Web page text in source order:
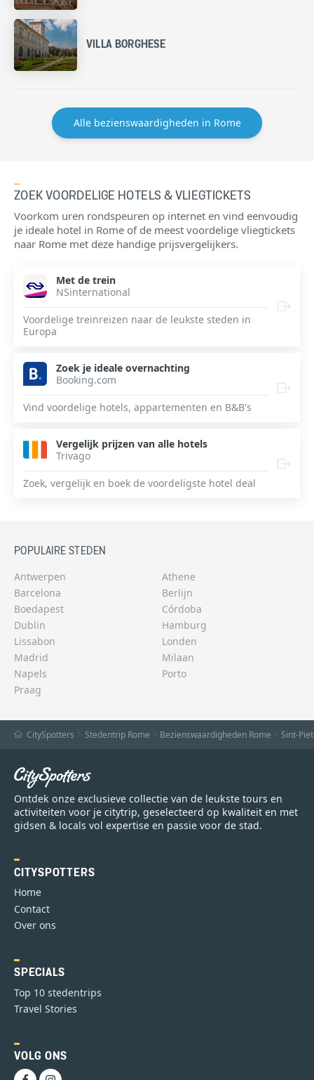
VILLA BORGHESE
Alle bezienswaardigheden in Rome
ZOEK VOORDELIGE HOTELS & VLIEGTICKETS
Voorkom uren rondspeuren op internet en vind eenvoudig
je ideale hotel in Rome of de meest voordelige vliegtickets
naar Rome met deze handige prijsvergelijkers.
Met de trein
NSinternational
Voordelige treinreizen naar de leukste steden in
Europa
Zoek je ideale overnachting
Booking.com
Vind voordelige hotels, appartementen en B&B's
Vergelijk prijzen van alle hotels
Trivago
Zoek, vergelijk en boek de voordeligste hotel deal
POPULAIRE STEDEN
Antwerpen
Athene
Barcelona
Berlijn
Boedapest
Córdoba
Dublin
Hamburg
Lissabon
Londen
Madrid
Milaan
Napels
Porto
Praag
CitySpotters Stedentrip Rome Bezienswaardigheden Rome Sint-
Ontdek onze exclusieve collectie van de leukste tours en
activiteiten voor je citytrip, geselecteerd op kwaliteit en met
gidsen & locals vol expertise en passie voor de stad.
CITYSPOTTERS
Home
Contact
Over ons
SPECIALS
Top 10 stedentrips
Travel Stories
VOLG ONS